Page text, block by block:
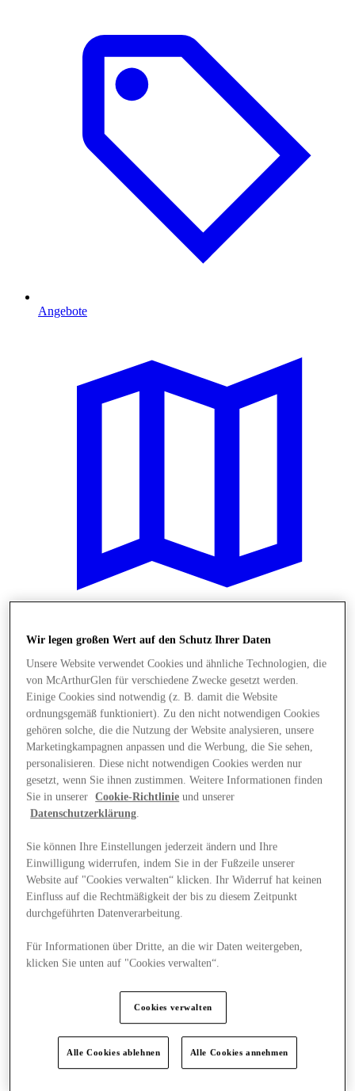
Angebote
Plane Deinen Besuch
News
Wir legen großen Wert auf den Schutz Ihrer Daten
Unsere Website verwendet Cookies und ähnliche Technologien, die
von McArthurGlen für verschiedene Zwecke gesetzt werden.
Einige Cookies sind notwendig (z. B. damit die Website
ordnungsgemäß funktioniert). Zu den nicht notwendigen Cookies
gehören solche, die die Nutzung der Website analysieren, unsere
Marketingkampagnen anpassen und die Werbung, die Sie sehen,
personalisieren. Diese nicht notwendigen Cookies werden nur
gesetzt, wenn Sie ihnen zustimmen. Weitere Informationen finden
Sie in unserer
Cookie-Richtlinie und unserer
Datenschutzerklärung.
Sie können Ihre Einstellungen jederzeit ändern und Ihre
Einwilligung widerrufen, indem Sie in der Fußzeile unserer
Website auf "Cookies verwalten“ klicken. Ihr Widerruf hat keinen
Einfluss auf die Rechtmäßigkeit der bis zu diesem Zeitpunkt
durchgeführten Datenverarbeitung.
Für Informationen über Dritte, an die wir Daten weitergeben,
klicken Sie unten auf "Cookies verwalten“.
Cookies verwalten
Alle Cookies ablehnen Alle Cookies annehmen